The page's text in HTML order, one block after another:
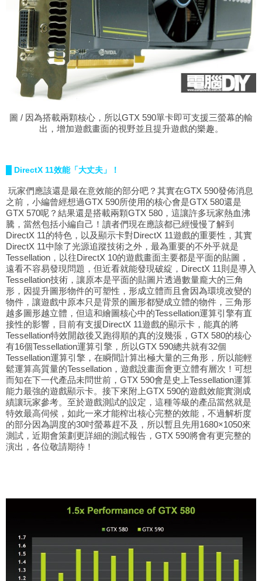
圖 / 因為搭載兩顆核心，所以GTX 590單卡即可支援三螢幕的輸
出，增加遊戲畫面的視野並且提升遊戲的樂趣。
█ DirectX 11效能「大丈夫」！
玩家們應該還是最在意效能的部分吧？其實在GTX 590發佈消息
之前，小編曾經想過GTX 590所使用的核心會是GTX 580還是
GTX 570呢？結果還是搭載兩顆GTX 580，這讓許多玩家熱血沸
騰，當然包括小編自己！讀者們現在應該都已經慢慢了解到
DirectX 11的特色，以及顯示卡對DirectX 11遊戲的重要性，其實
DirectX 11中除了光源追蹤技術之外，最為重要的不外乎就是
Tessellation，以往DirectX 10的遊戲畫面主要都是平面的貼圖，
遠看不容易發現問題，但近看就能發現破綻，DirectX 11則是導入
Tessellation技術，讓原本是平面的貼圖片透過數量龐大的三角
形，因提升圖形物件的可塑性，形成立體而且會因為環境改變的
物件，讓遊戲中原本只是背景的圖形都變成立體的物件，三角形
越多圖形越立體，但這和繪圖核心中的Tessellation運算引擎有直
接性的影響，目前有支援DirectX 11遊戲的顯示卡，能真的將
Tessellation特效開啟後又跑得順的真的沒幾張，GTX 580的核心
有16個Tessellation運算引擎，所以GTX 590總共就有32個
Tessellation運算引擎，在瞬間計算出極大量的三角形，所以能輕
鬆運算高質量的Tessellation，遊戲說畫面會更立體有層次！可想
而知在下一代產品未問世前，GTX 590會是史上Tessellation運算
能力最強的遊戲顯示卡。接下來附上GTX 590的遊戲效能實測成
績讓玩家參考。至於遊戲測試的設定，這種等級的產品當然就是
特效最高伺候，如此一來才能榨出核心完整的效能，不過解析度
的部分因為調度的30吋螢幕趕不及，所以暫且先用1680×1050來
測試，近期會策劃更詳細的測試報告，GTX 590將會有更完整的
演出，各位敬請期待！